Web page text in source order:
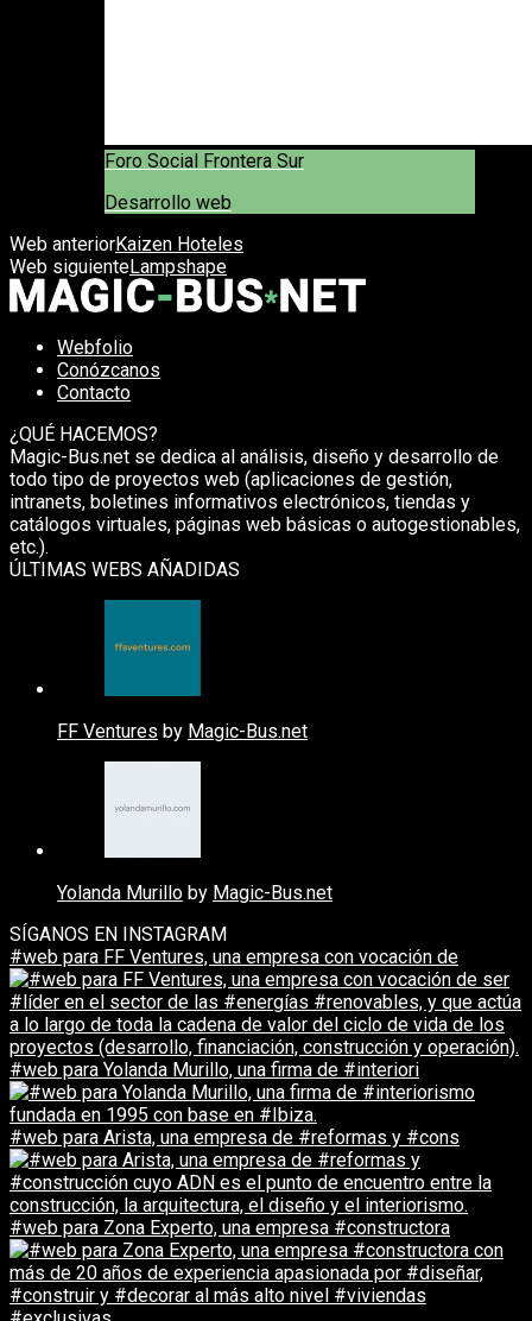
Foro Social Frontera Sur
Desarrollo web
Web anteriorKaizen Hoteles
Web siguienteLampshape
Webfolio
Conózcanos
Contacto
¿QUÉ HACEMOS?
Magic-Bus.net se dedica al análisis, diseño y desarrollo de
todo tipo de proyectos web (aplicaciones de gestión,
intranets, boletines informativos electrónicos, tiendas y
catálogos virtuales, páginas web básicas o autogestionables,
etc.).
ÚLTIMAS WEBS AÑADIDAS
FF Ventures by Magic-Bus.net
Yolanda Murillo by Magic-Bus.net
SÍGANOS EN INSTAGRAM
#web para FF Ventures, una empresa con vocación de
#web para Yolanda Murillo, una firma de #interiori
#web para Arista, una empresa de #reformas y #cons
#web para Zona Experto, una empresa #constructora